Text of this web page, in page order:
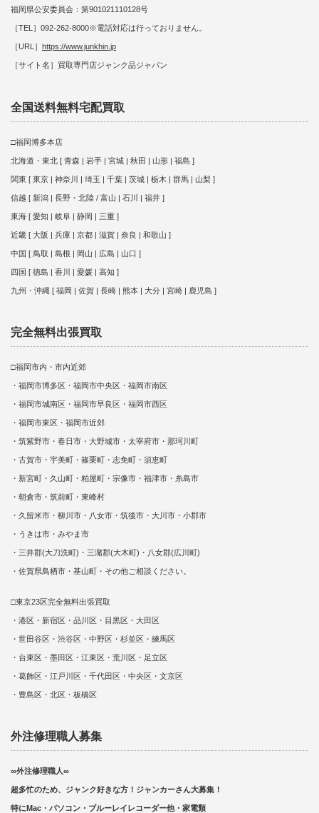
福岡県公安委員会：第901021110128号
［TEL］092-262-8000※電話対応は行っておりません。
［URL］ https://www.junkhin.jp
［サイト名］買取専門店ジャンク品ジャパン
全国送料無料宅配買取
□福岡博多本店
北海道・東北 [ 青森 | 岩手 | 宮城 | 秋田 | 山形 | 福島 ]
関東 [ 東京 | 神奈川 | 埼玉 | 千葉 | 茨城 | 栃木 | 群馬 | 山梨 ]
信越 [ 新潟 | 長野・北陸 / 富山 | 石川 | 福井 ]
東海 [ 愛知 | 岐阜 | 静岡 | 三重 ]
近畿 [ 大阪 | 兵庫 | 京都 | 滋賀 | 奈良 | 和歌山 ]
中国 [ 鳥取 | 島根 | 岡山 | 広島 | 山口 ]
四国 [ 徳島 | 香川 | 愛媛 | 高知 ]
九州・沖縄 [ 福岡 | 佐賀 | 長崎 | 熊本 | 大分 | 宮崎 | 鹿児島 ]
完全無料出張買取
□福岡市内・市内近郊
・福岡市博多区・福岡市中央区・福岡市南区
・福岡市城南区・福岡市早良区・福岡市西区
・福岡市東区・福岡市近郊
・筑紫野市・春日市・大野城市・太宰府市・那珂川町
・古賀市・宇美町・篠栗町・志免町・須恵町
・新宮町・久山町・粕屋町・宗像市・福津市・糸島市
・朝倉市・筑前町・東峰村
・久留米市・柳川市・八女市・筑後市・大川市・小郡市
・うきは市・みやま市
・三井郡(大刀洗町)・三潴郡(大木町)・八女郡(広川町)
・佐賀県鳥栖市・基山町・その他ご相談ください。
□東京23区完全無料出張買取
・港区・新宿区・品川区・目黒区・大田区
・世田谷区・渋谷区・中野区・杉並区・練馬区
・台東区・墨田区・江東区・荒川区・足立区
・葛飾区・江戸川区・千代田区・中央区・文京区
・豊島区・北区・板橋区
外注修理職人募集
∞外注修理職人∞
超多忙のため、ジャンク好きな方！ジャンカーさん大募集！
特にMac・パソコン・ブルーレイレコーダー他・家電類